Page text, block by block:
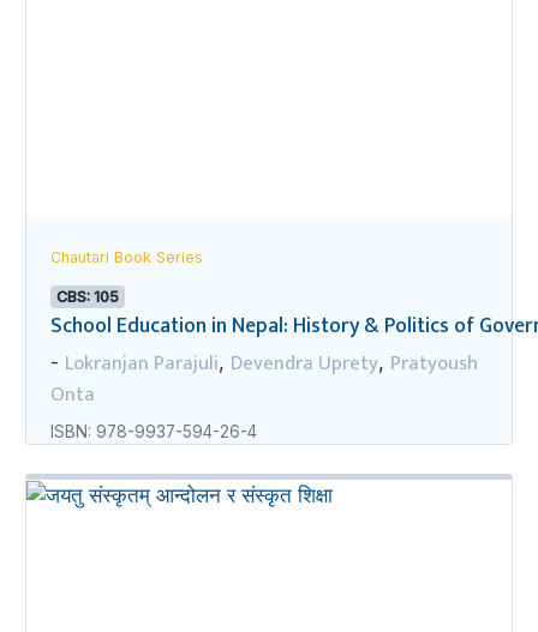
Chautari Book Series
CBS: 105
School Education in Nepal: History & Politics of
- Lokranjan Parajuli, Devendra Uprety, Pratyoush
Onta
ISBN: 978-9937-594-26-4